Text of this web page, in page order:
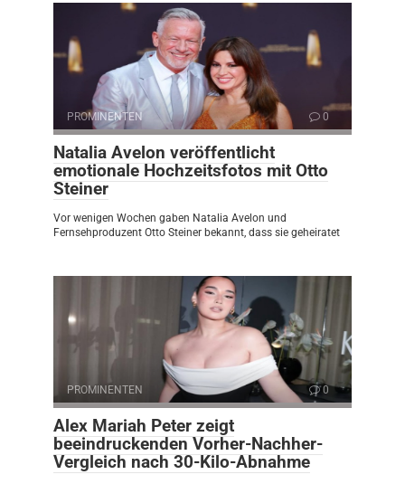
PROMINENTEN 0
Natalia Avelon veröffentlicht
emotionale Hochzeitsfotos mit Otto
Steiner
Vor wenigen Wochen gaben Natalia Avelon und
Fernsehproduzent Otto Steiner bekannt, dass sie geheiratet
PROMINENTEN 0
Alex Mariah Peter zeigt
beeindruckenden Vorher-Nachher-
Vergleich nach 30-Kilo-Abnahme